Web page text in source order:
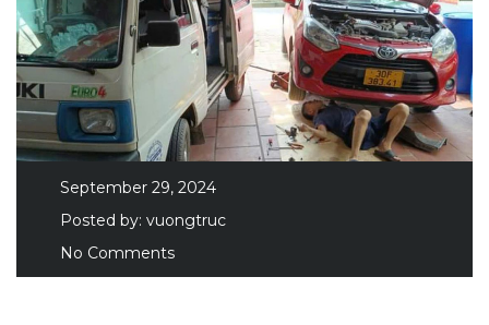
September 29, 2024
Posted by: vuongtruc
No Comments